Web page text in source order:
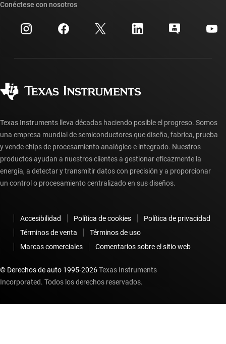
Relaciones con los inversionistas
Fabricación
Búsqueda de referencias cruzadas
Centro de atención al cliente
Preguntas frecuentes sobre la cuenta myTI
Preguntas frecuentes sobre pedidos
Conéctese con nosotros
Texas Instruments lleva décadas haciendo posible el progreso. Somos
una empresa mundial de semiconductores que diseña, fabrica, prueba
y vende chips de procesamiento analógico e integrado. Nuestros
productos ayudan a nuestros clientes a gestionar eficazmente la
energía, a detectar y transmitir datos con precisión y a proporcionar
un control o procesamiento centralizado en sus diseños.
Accesibilidad Política de cookies
Política de privacidad
Términos de venta
Términos de uso
Marcas comerciales
Comentarios sobre el sitio web
© Derechos de auto 1995-2026Texas Instruments
Incorporated. Todos los derechos reservados.